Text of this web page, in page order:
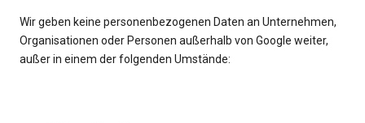
Wir geben keine personenbezogenen Daten an Unternehmen,
Organisationen oder Personen außerhalb von Google weiter,
außer in einem der folgenden Umstände: